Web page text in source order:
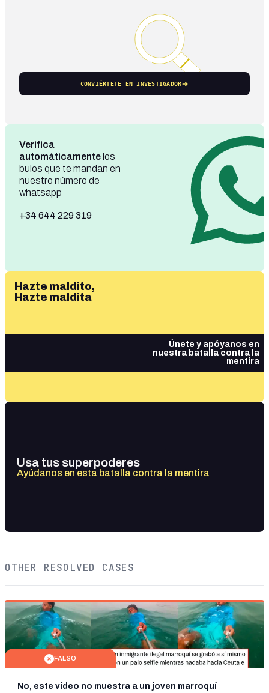
CONVIÉRTETE EN INVESTIGADOR
Verifica
automáticamente los
bulos que te mandan en
nuestro número de
whatsapp
+34 644 229 319
Hazte maldito,
Hazte maldita
Únete y apóyanos en
nuestra batalla contra la
mentira
Usa tus superpoderes
Ayúdanos en esta batalla contra la mentira
OTHER RESOLVED CASES
FALSO
No, este vídeo no muestra a un joven marroquí